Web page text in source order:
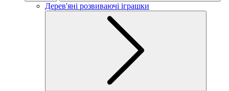
Дерев'яні розвиваючі іграшки